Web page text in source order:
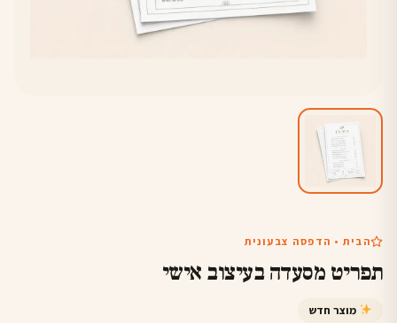
הבית • הדפסה צבעונית
תפריט מסעדה בעיצוב אישי
מוצר חדש